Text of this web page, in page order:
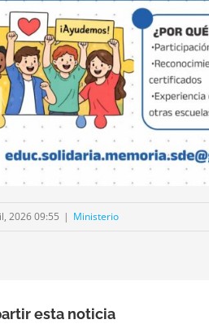
2026 09:55 | Ministerio
esta noticia